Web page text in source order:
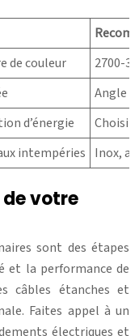
de couleur
2700-
Angle
d’énergie
Choisir
intempéries Inox,
votre
sont des étapes
et la performance de
câbles étanches et
Faites appel à un
électriques et